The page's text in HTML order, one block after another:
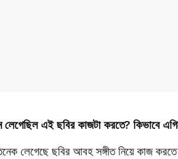
লেগেছিল এই ছবির কাজটা করতে? কিভাবে
লেগেছে ছবির আবহ সঙ্গীত নিয়ে কাজ